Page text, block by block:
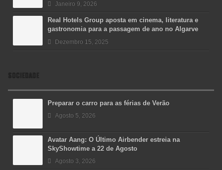
Janeiro 9, 2026
Real Hotels Group aposta em cinema, literatura e
gastronomia para a passagem de ano no Algarve
Dezembro 15, 2025
SOCIEDADE
Preparar o carro para as férias de Verão
Agosto 5, 2026
Avatar Aang: O Último Airbender estreia na
SkyShowtime a 22 de Agosto
Agosto 3, 2026